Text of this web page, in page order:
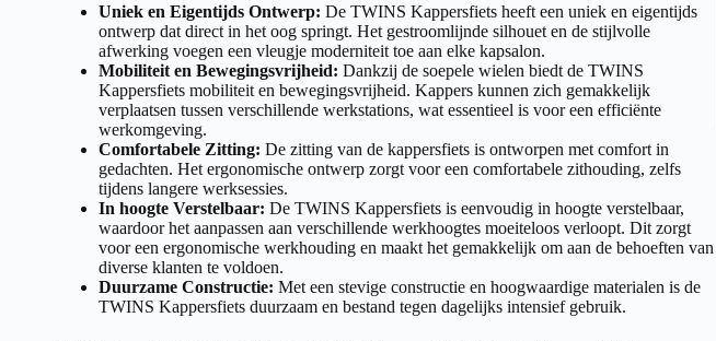
Uniek en Eigentijds Ontwerp: De TWINS Kappersfiets heeft een uniek en eigentijds
ontwerp dat direct in het oog springt. Het gestroomlijnde silhouet en de stijlvolle
afwerking voegen een vleugje moderniteit toe aan elke kapsalon.
Mobiliteit en Bewegingsvrijheid: Dankzij de soepele wielen biedt de TWINS
Kappersfiets mobiliteit en bewegingsvrijheid. Kappers kunnen zich gemakkelijk
verplaatsen tussen verschillende werkstations, wat essentieel is voor een efficiënte
werkomgeving.
Comfortabele Zitting: De zitting van de kappersfiets is ontworpen met comfort in
gedachten. Het ergonomische ontwerp zorgt voor een comfortabele zithouding, zelfs
tijdens langere werksessies.
In hoogte Verstelbaar: De TWINS Kappersfiets is eenvoudig in hoogte verstelbaar,
waardoor het aanpassen aan verschillende werkhoogtes moeiteloos verloopt. Dit zorgt
voor een ergonomische werkhouding en maakt het gemakkelijk om aan de behoeften van
diverse klanten te voldoen.
Duurzame Constructie: Met een stevige constructie en hoogwaardige materialen is de
TWINS Kappersfiets duurzaam en bestand tegen dagelijks intensief gebruik.